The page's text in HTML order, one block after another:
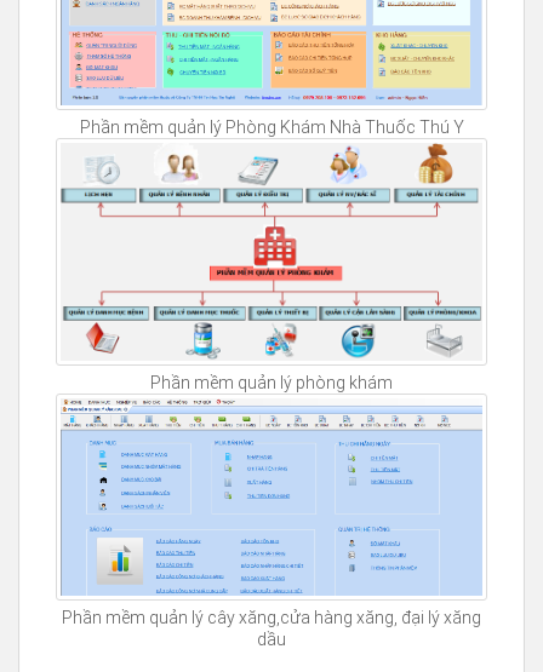
Phần mềm quản lý Phòng Khám Nhà Thuốc Thú Y
Phần mềm quản lý phòng khám
Phần mềm quản lý cây xăng,cửa hàng xăng, đại lý xăng
dầu